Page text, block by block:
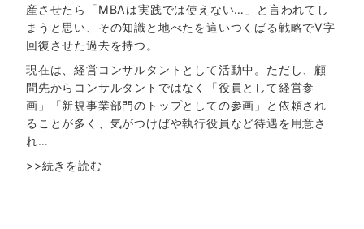
産させたら「MBAは実践では使えない…」と言われてし
まうと思い、その知識と地べたを這いつくばる戦略でV字
回復させた過去を持つ。
現在は、経営コンサルタントとして活動中。ただし、顧
問先からコンサルタントではなく「役員として経営参
画」「新規事業部門のトップとしての参画」と依頼され
ることが多く、気がつけばや執行役員など待遇を用意さ
れ…
>>続きを読む